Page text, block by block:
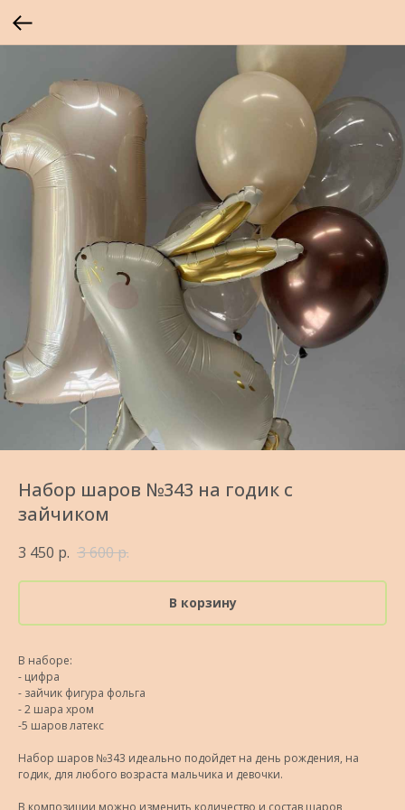
Набор шаров №343 на годик с
зайчиком
3 450 р. 3 600р.
В корзину
В наборе:
- цифра
- зайчик фигура фольга
- 2 шара хром
-5 шаров латекс
Набор шаров №343 идеально подойдет на день рождения, на
годик, для любого возраста мальчика и девочки.